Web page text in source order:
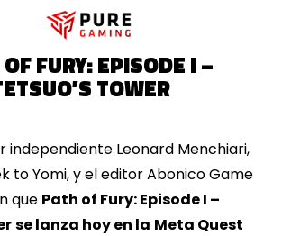
FURY: EPISODE I –
TOWER
independiente Leonard Menchiari,
to Yomi, y el editor Abonico Game
que Path of Fury: Episode I –
se lanza hoy en la Meta Quest